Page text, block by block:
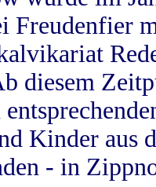
Freudenfier
diesem
Kinder aus
- in